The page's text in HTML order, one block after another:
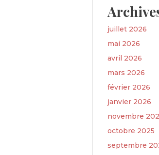
juillet 2026
mai 2026
avril 2026
mars 2026
février 2026
janvier 2026
novembre
octobre 2025
septembre